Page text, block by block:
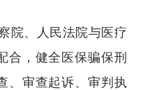
、人民法院与医疗
合，健全医保骗保刑
、审查起诉、审判执